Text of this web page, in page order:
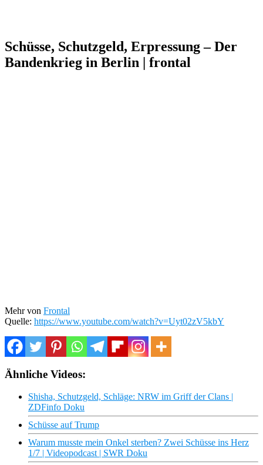
Schüsse, Schutzgeld, Erpressung – Der
Bandenkrieg in Berlin | frontal
Mehr von Frontal
Quelle: https://www.youtube.com/watch?v=Uyt02zV5kbY
Ähnliche Videos:
Shisha, Schutzgeld, Schläge: NRW im Griff der Clans |
ZDFinfo Doku
Schüsse auf Trump
Warum musste mein Onkel sterben? Zwei Schüsse ins Herz
1/7 | Videopodcast | SWR Doku